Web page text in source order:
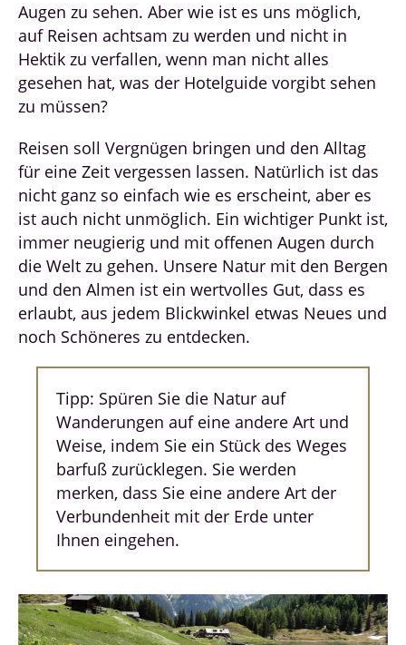
Augen zu sehen. Aber wie ist es uns möglich,
auf Reisen achtsam zu werden und nicht in
Hektik zu verfallen, wenn man nicht alles
gesehen hat, was der Hotelguide vorgibt sehen
zu müssen?
Reisen soll Vergnügen bringen und den Alltag
für eine Zeit vergessen lassen. Natürlich ist das
nicht ganz so einfach wie es erscheint, aber es
ist auch nicht unmöglich. Ein wichtiger Punkt ist,
immer neugierig und mit offenen Augen durch
die Welt zu gehen. Unsere Natur mit den Bergen
und den Almen ist ein wertvolles Gut, dass es
erlaubt, aus jedem Blickwinkel etwas Neues und
noch Schöneres zu entdecken.
Tipp: Spüren Sie die Natur auf
Wanderungen auf eine andere Art und
Weise, indem Sie ein Stück des Weges
barfuß zurücklegen. Sie werden
merken, dass Sie eine andere Art der
Verbundenheit mit der Erde unter
Ihnen eingehen.